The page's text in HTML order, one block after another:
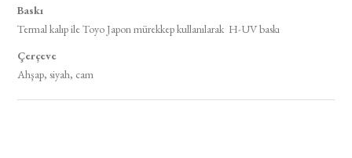
Baskı​
Termal kalıp ile Toyo Japon mürekkep kullanılarak H-UV baskı​
Çerçeve​
Ahşap, siyah, cam​